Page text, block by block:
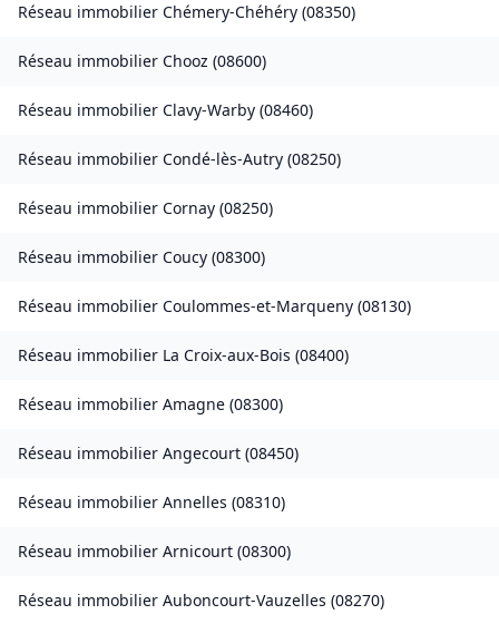
Réseau immobilier Chémery-Chéhéry (08350)
Réseau immobilier Chooz (08600)
Réseau immobilier Clavy-Warby (08460)
Réseau immobilier Condé-lès-Autry (08250)
Réseau immobilier Cornay (08250)
Réseau immobilier Coucy (08300)
Réseau immobilier Coulommes-et-Marqueny (08130)
Réseau immobilier La Croix-aux-Bois (08400)
Réseau immobilier Amagne (08300)
Réseau immobilier Angecourt (08450)
Réseau immobilier Annelles (08310)
Réseau immobilier Arnicourt (08300)
Réseau immobilier Auboncourt-Vauzelles (08270)